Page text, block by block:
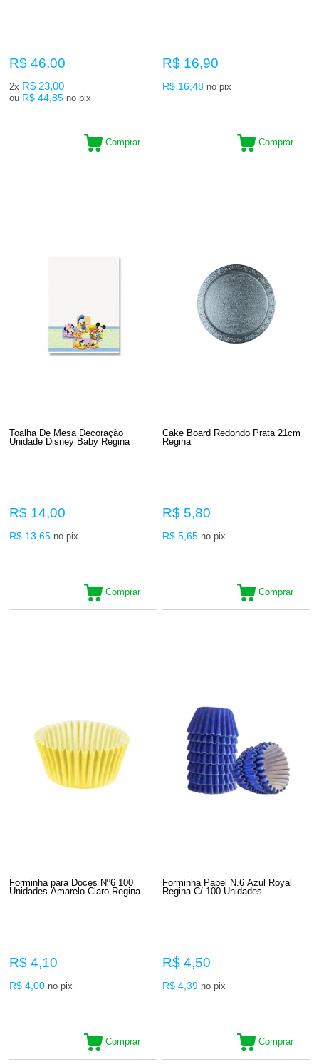
R$ 46,00
2x R$ 23,00
ou R$ 44,85 no pix
Comprar
R$ 16,90
R$ 16,48 no pix
Comprar
Toalha De Mesa Decoração
Unidade Disney Baby Regina
R$ 14,00
R$ 13,65 no pix
Comprar
Cake Board Redondo Prata 21cm
Regina
R$ 5,80
R$ 5,65 no pix
Comprar
Forminha para Doces Nº6 100
Unidades Amarelo Claro Regina
R$ 4,10
R$ 4,00 no pix
Comprar
Forminha Papel N.6 Azul Royal
Regina C/ 100 Unidades
R$ 4,50
R$ 4,39 no pix
Comprar